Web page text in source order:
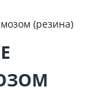
(резина)